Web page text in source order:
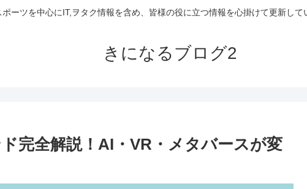
ポーツを中心にIT,ヲタク情報を含め、皆様の役に立つ情報を心掛けて更新して
きになるブログ2
完全解説！AI・VR・メタバースが変